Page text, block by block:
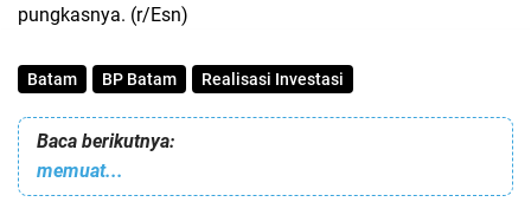
pungkasnya. (r/Esn)
Batam BP Batam Realisasi Investasi
Baca berikutnya:
memuat...